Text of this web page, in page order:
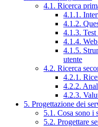
4.1. Ricerca
4.1.1.
4.1.2.
4.1.3.
4.1.4.
4.1.5.
utente
4.2. Ricerca
4.2.1.
4.2.2.
4.2.3.
5. Progettazione dei
5.1. Cosa sono i
5.2. Progettare